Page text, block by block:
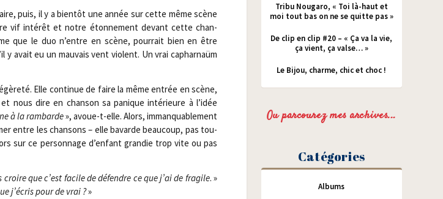
puis, il y a bien­tôt une année sur cette même scène
vif inté­rêt et notre éton­ne­ment devant cette chan­
que le duo n’entre en scène, pour­rait bien en être
y avait eu un mau­vais vent violent. Un vrai caphar­naüm
Elle conti­nue de faire la même entrée en scène,
nous dire en chan­son sa panique inté­rieure à l’idée
à la ram­barde», avoue-t-elle. Alors, imman­qua­ble­ment
entre les chan­sons – elle bavarde beau­coup, pas tou­
sur ce per­son­nage d’enfant gran­die trop vite ou pas
croire que c’est facile de défendre ce que j’ai de fra­gile. »
j’écris pour de vrai ?»
Tribu Nougaro, « Toi là-haut et
moi tout bas on ne se quitte pas »
De clip en clip #20 – « Ça va la vie,
ça vient, ça valse… »
Le Bijou, charme, chic et choc !
Ou parcourez mes archives...
Catégories
Albums